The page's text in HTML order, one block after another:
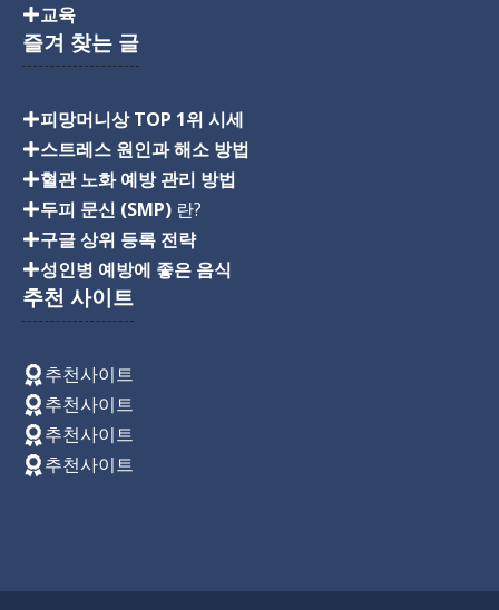
교육
즐겨 찾는 글
피망머니상 TOP 1위 시세
스트레스 원인과 해소 방법
혈관 노화 예방 관리 방법
두피 문신 (SMP) 란?
구글 상위 등록 전략
성인병 예방에 좋은 음식
추천 사이트
추천사이트
추천사이트
추천사이트
추천사이트